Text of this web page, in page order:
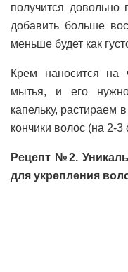
получится довольно
добавить больше
меньше будет как
Крем наносится на
мытья, и его
капельку, растираем
кончики волос (на 2-3
Рецепт №2.
для укрепления